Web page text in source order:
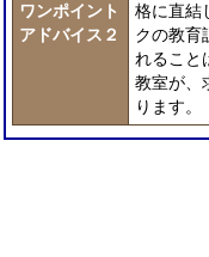
ワンポイント
アドバイス２
格に直結
クの教育
れること
教室が、
ります。